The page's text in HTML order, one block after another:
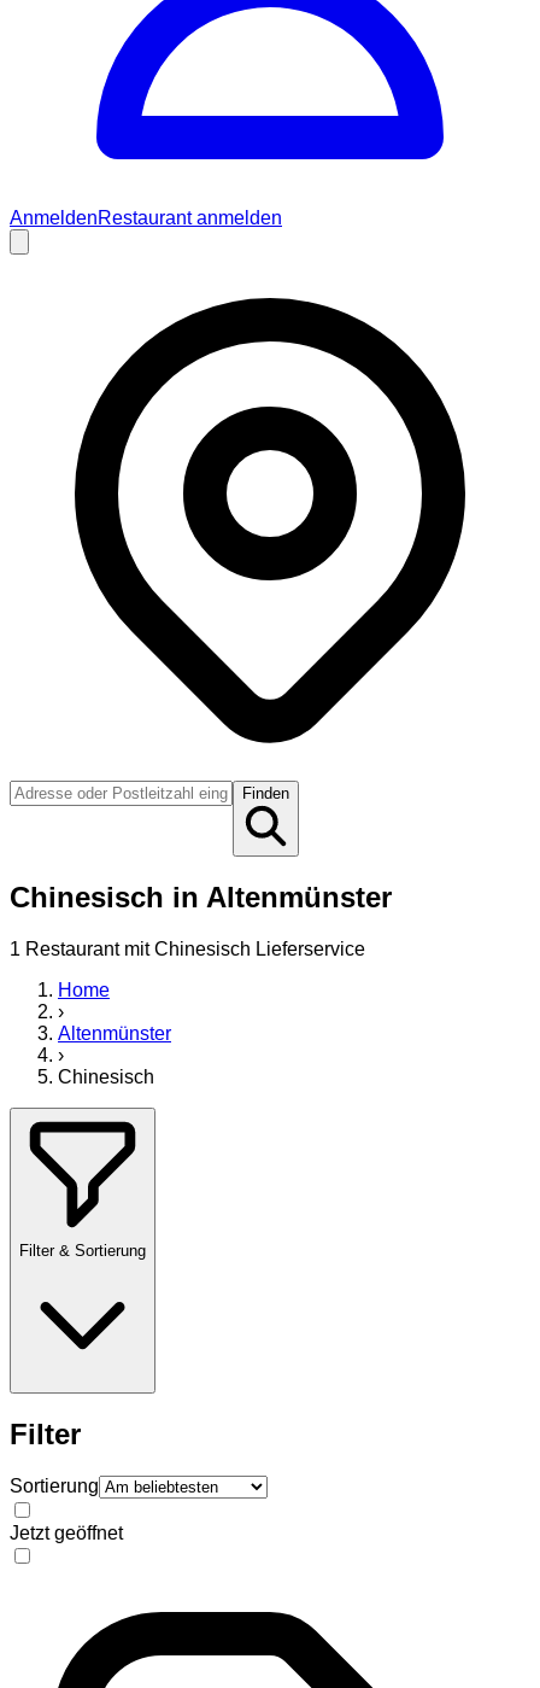
AnmeldenRestaurant anmelden
Finden
Chinesisch in Altenmünster
1 RestaurantmitChinesisch Lieferservice
Home
›
Altenmünster
›
Chinesisch
Filter & Sortierung
Filter
Sortierung
Jetzt geöffnet